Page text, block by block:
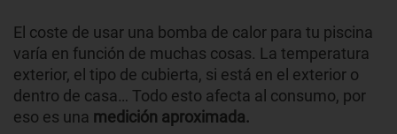
El coste de usar una bomba de calor para tu piscina
varía en función de muchas cosas. La temperatura
exterior, el tipo de cubierta, si está en el exterior o
dentro de casa… Todo esto afecta al consumo, por
eso es una medición aproximada.